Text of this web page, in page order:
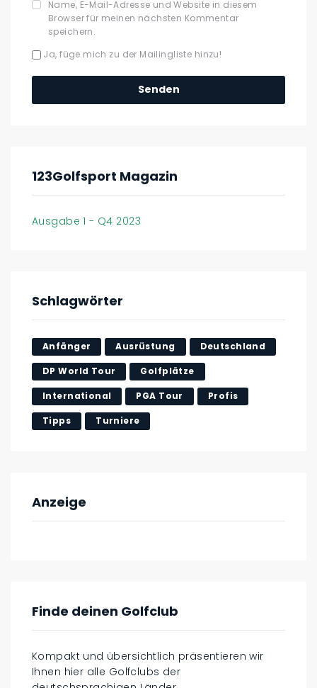
Name, E-Mail-Adresse und Website in diesem
Browser für meinen nächsten Kommentar
speichern.
Ja, füge mich zu der Mailingliste hinzu!
123Golfsport Magazin
Ausgabe 1 - Q4 2023
Schlagwörter
Anfänger Ausrüstung Deutschland
DP World Tour Golfplätze
International PGA Tour Profis
Tipps Turniere
Anzeige
Finde deinen Golfclub
Kompakt und übersichtlich präsentieren wir
Ihnen hier alle Golfclubs der